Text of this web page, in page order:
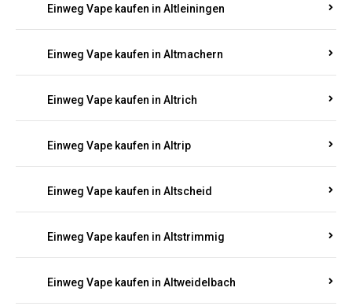
Einweg Vape kaufen in Altleiningen
Einweg Vape kaufen in Altmachern
Einweg Vape kaufen in Altrich
Einweg Vape kaufen in Altrip
Einweg Vape kaufen in Altscheid
Einweg Vape kaufen in Altstrimmig
Einweg Vape kaufen in Altweidelbach